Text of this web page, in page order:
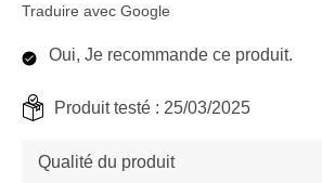
Traduire avec Google
Oui, Je recommande ce produit.
Produit testé : 25/03/2025
Qualité du produit